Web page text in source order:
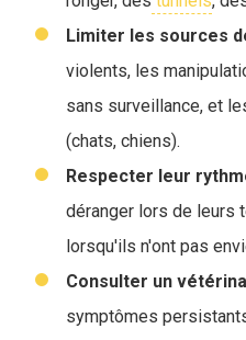
Limiter les sources
violents, les
sans surveillance, et
(chats, chiens).
Respecter leur
déranger lors de leurs
lorsqu'ils n'ont pas
Consulter un
symptômes